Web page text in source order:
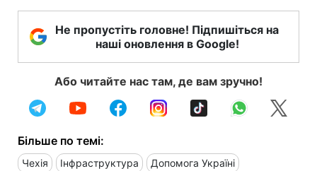
Не пропустіть головне! Підпишіться на
наші оновлення в Google!
Або читайте нас там, де вам зручно!
Більше по темі:
Чехія Інфраструктура Допомога Україні